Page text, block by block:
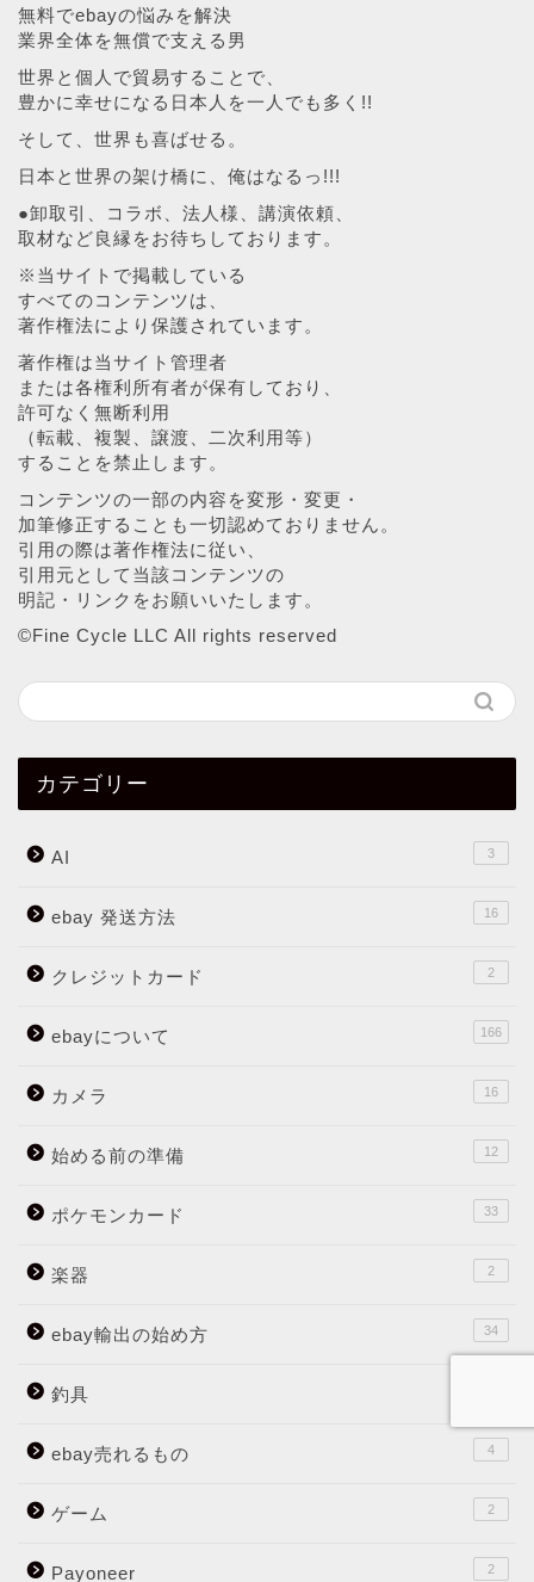
無料でebayの悩みを解決
業界全体を無償で支える男
世界と個人で貿易することで、
豊かに幸せになる日本人を一人でも多く!!
そして、世界も喜ばせる。
日本と世界の架け橋に、俺はなるっ!!!
●卸取引、コラボ、法人様、講演依頼、
取材など良縁をお待ちしております。
※当サイトで掲載している
すべてのコンテンツは、
著作権法により保護されています。
著作権は当サイト管理者
または各権利所有者が保有しており、
許可なく無断利用
（転載、複製、譲渡、二次利用等）
することを禁止します。
コンテンツの一部の内容を変形・変更・
加筆修正することも一切認めておりません。
引用の際は著作権法に従い、
引用元として当該コンテンツの
明記・リンクをお願いいたします。
©︎Fine Cycle LLC All rights reserved
カテゴリー
AI 3
ebay 発送方法 16
クレジットカード 2
ebayについて 166
カメラ 16
始める前の準備 12
ポケモンカード 33
楽器 2
ebay輸出の始め方 34
釣具
ebay売れるもの 4
ゲーム 2
Payoneer 2